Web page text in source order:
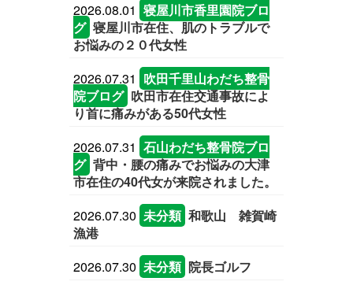
2026.08.01 寝屋川市香里園院ブロ
グ 寝屋川市在住、肌のトラブルで
お悩みの２０代女性
2026.07.31 吹田千里山わだち整骨
院ブログ 吹田市在住交通事故によ
り首に痛みがある50代女性
2026.07.31 石山わだち整骨院ブロ
グ 背中・腰の痛みでお悩みの大津
市在住の40代女が来院されました。
2026.07.30 未分類 和歌山 雑賀崎
漁港
2026.07.30 未分類 院長ゴルフ